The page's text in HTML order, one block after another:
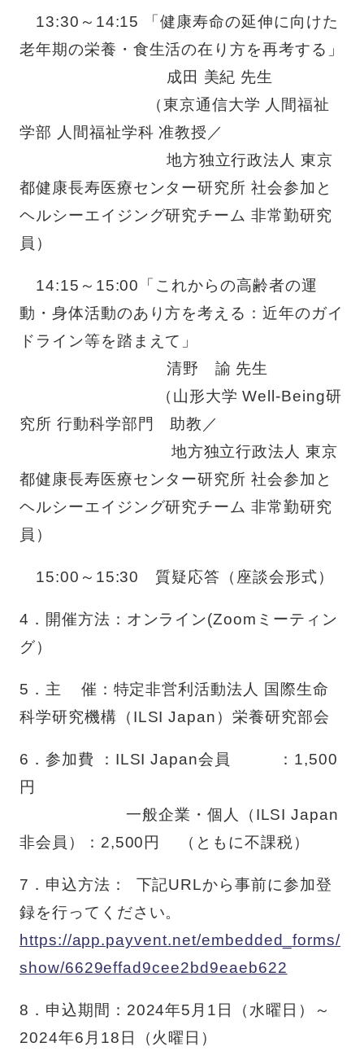
13:30～ 14:15
「健康寿命の延伸に向けた
老年期の栄養・食生活の在り方を再考する」
成田 美紀 先生
（東京通信大学 人間福祉
学部 人間福祉学科 准教授／
地方独立行政法人 東京
都健康長寿医療センター研究所 社会参加と
ヘルシーエイジング研究チーム 非常勤研究
員）
14:15～ 15:00
「これからの高齢者の運
動・身体活動のあり方を考える：近年のガイ
ドライン等を踏まえて」
清野 諭 先生
（山形大学 Well-Being研
究所 行動科学部門 助教／
地方独立行政法人 東京
都健康長寿医療センター研究所 社会参加と
ヘルシーエイジング研究チーム 非常勤研究
員）
15:00～ 15:30 質疑応答（座談会形式）
4．開催方法：オンライン(Zoom ミーティン
グ）
5．主
催：特定非営利活動法人 国際生命
科学研究機構（ ILSI Japan ）栄養研究部会
6．参加費 ： ILSI Japan会員 ： 1,500
円
一般企業・個人（ ILSI Japan
非会員）： 2,500円 （ともに不課税）
7．申込方法： 下記URLから事前に参加登
録を行ってください。
https://app.payvent.net/embedded_forms/
show/6629effad9cee2bd9eaeb622
8．申込期間： 2024年5 月 1 日（水曜日）～
2024年6 月 18 日（火曜日）